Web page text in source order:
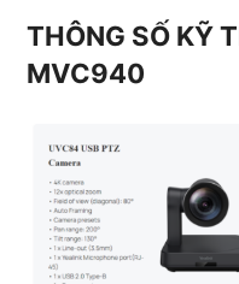
THÔNG SỐ KỸ
MVC940